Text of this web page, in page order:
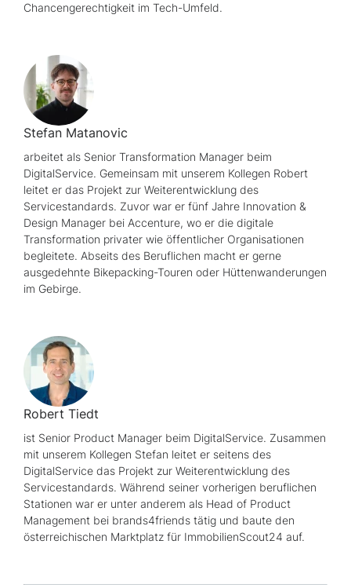
Chancengerechtigkeit im Tech-Umfeld.
Stefan Matanovic
arbeitet als Senior Transformation Manager beim
DigitalService. Gemeinsam mit unserem Kollegen Robert
leitet er das Projekt zur Weiterentwicklung des
Servicestandards. Zuvor war er fünf Jahre Innovation &
Design Manager bei Accenture, wo er die digitale
Transformation privater wie öffentlicher Organisationen
begleitete. Abseits des Beruflichen macht er gerne
ausgedehnte Bikepacking-Touren oder Hüttenwanderungen
im Gebirge.
Robert Tiedt
ist Senior Product Manager beim DigitalService. Zusammen
mit unserem Kollegen Stefan leitet er seitens des
DigitalService das Projekt zur Weiterentwicklung des
Servicestandards. Während seiner vorherigen beruflichen
Stationen war er unter anderem als Head of Product
Management bei brands4friends tätig und baute den
österreichischen Marktplatz für ImmobilienScout24 auf.